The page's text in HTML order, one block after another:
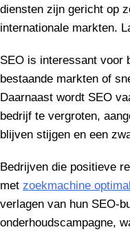
diensten zijn gericht op
internationale markten.
SEO is interessant voor
bestaande markten of
Daarnaast wordt SEO
bedrijf te vergroten,
blijven stijgen en een
Bedrijven die positieve
met zoekmachine
verlagen van hun SEO-
onderhoudscampagne,